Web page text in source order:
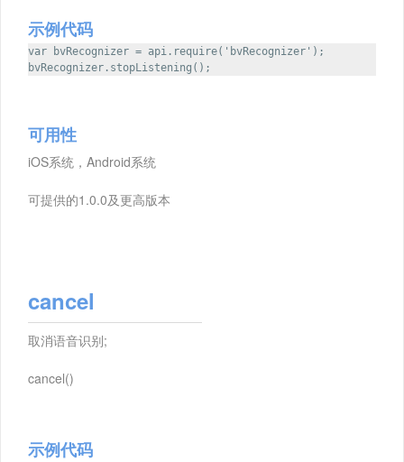
示例代码
var bvRecognizer = api.require('bvRecognizer');
bvRecognizer.stopListening();
可用性
iOS系统，Android系统
可提供的1.0.0及更高版本
cancel
取消语音识别;
cancel()
示例代码